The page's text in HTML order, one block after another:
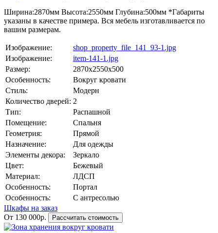
Ширина:2870мм Высота:2550мм Глубина:500мм *Габариты
указаны в качестве примера. Вся мебель изготавливается по
вашим размерам.
Изображение:
shop_property_file_141_93-1.jpg
Изображение:
item-141-1.jpg
Размер:
2870х2550х500
Особенность:
Вокруг кровати
Стиль:
Модерн
Количество дверей: 2
Тип:
Распашной
Помещение:
Спальня
Геометрия:
Прямой
Назначение:
Для одежды
Элементы декора:
Зеркало
Цвет:
Бежевый
Материал:
ЛДСП
Особенность:
Портал
Особенность:
С антресолью
Шкафы на заказ
От 130 000р.
Рассчитать стоимость